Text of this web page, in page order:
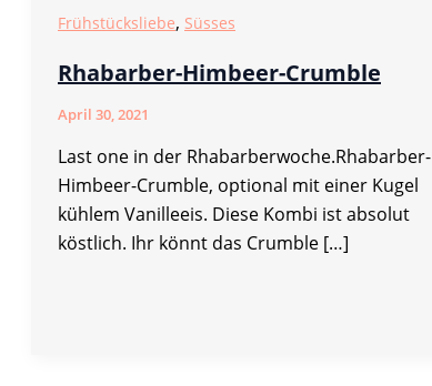
Frühstücksliebe, Süsses
Rhabarber-Himbeer-Crumble
April 30, 2021
Last one in der Rhabarberwoche.Rhabarber-
Himbeer-Crumble, optional mit einer Kugel
kühlem Vanilleeis. Diese Kombi ist absolut
köstlich. Ihr könnt das Crumble […]